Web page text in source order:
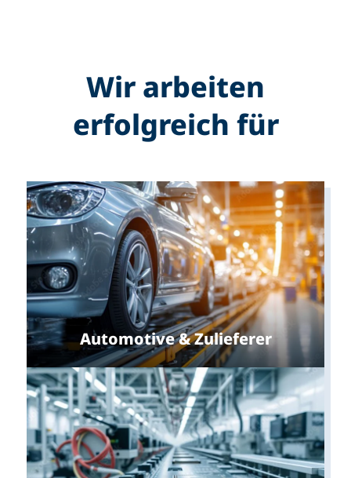
Wir arbeiten
erfolgreich für
Automotive & Zulieferer